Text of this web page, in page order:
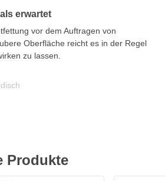
erwartet
vor dem Auftragen von
Oberfläche reicht es in der Regel
zu lassen.
Seite
Produkte